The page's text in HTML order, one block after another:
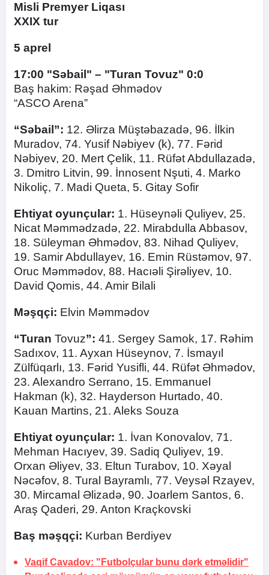
Misli Premyer Liqası
XXIX tur
5 aprel
17:00 "Səbail" – "Turan Tovuz" 0:0
Baş hakim: Rəşad Əhmədov
“ASCO Arena”
“Səbail”: 12. Əlirza Müştəbazadə, 96. İlkin
Muradov, 74. Yusif Nəbiyev (k), 77. Fərid
Nəbiyev, 20. Mert Çelik, 11. Rüfət Abdullazadə,
3. Dmitro Litvin, 99. İnnosent Nşuti, 4. Marko
Nikoliç, 7. Madi Queta, 5. Gitay Sofir
Ehtiyat oyunçular: 1. Hüseynəli Quliyev, 25.
Nicat Məmmədzadə, 22. Mirabdulla Abbasov,
18. Süleyman Əhmədov, 83. Nihad Quliyev,
19. Samir Abdullayev, 16. Emin Rüstəmov, 97.
Oruc Məmmədov, 88. Hacıəli Şirəliyev, 10.
David Qomis, 44. Amir Bilali
Məşqçi: Elvin Məmmədov
“Turan Tovuz”: 41. Sergey Samok, 17. Rəhim
Sadıxov, 11. Ayxan Hüseynov, 7. İsmayıl
Zülfüqarlı, 13. Fərid Yusifli, 44. Rüfət Əhmədov,
23. Alexandro Serrano, 15. Emmanuel
Hakman (k), 32. Hayderson Hurtado, 40.
Kauan Martins, 21. Aleks Souza
Ehtiyat oyunçular: 1. İvan Konovalov, 71.
Mehman Hacıyev, 39. Sadiq Quliyev, 19.
Orxan Əliyev, 33. Eltun Turabov, 10. Xəyal
Nəcəfov, 8. Tural Bayramlı, 77. Veysəl Rzayev,
30. Mircamal Əlizadə, 90. Joarlem Santos, 6.
Araş Qaderi, 29. Anton Kraçkovski
Baş məşqçi: Kurban Berdiyev
Vaqif Cavadov: "Futbolçular bunu dərk etməlidir"